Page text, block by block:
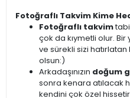
Fotoğraflı Takvim Kime
Fotoğraflı takvim
çok da kıymetli olur. Bir
ve sürekli sizi
olsun:)
Arkadaşınızın doğum
sonra kenara atılacak
kendini çok özel